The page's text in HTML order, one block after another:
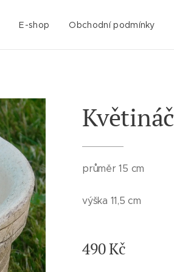
E-shop Obchodní podmínky
Květináč
průměr 15 cm
výška 11,5 cm
490Kč